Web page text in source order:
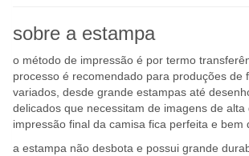
sobre a estampa
o método de impressão é por termo
processo é recomendado para produções de
variados, desde grande estampas até
delicados que necessitam de imagens de alta
impressão final da camisa fica perfeita e bem
a estampa não desbota e possui grande